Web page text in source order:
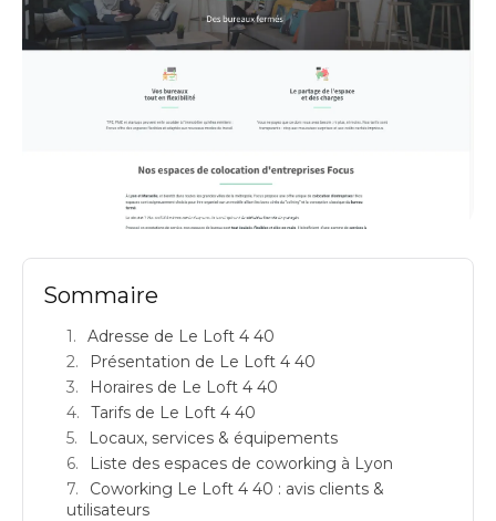
FOCUS LOUVRE: espace de coworking à Paris 1: Adresse
Sommaire
Adresse de Le Loft 4 40
Présentation de Le Loft 4 40
Horaires de Le Loft 4 40
Tarifs de Le Loft 4 40
Locaux, services & équipements
Liste des espaces de coworking à Lyon
Coworking Le Loft 4 40 : avis clients &
utilisateurs